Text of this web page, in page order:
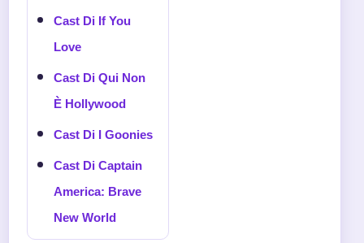
Cast Di If You
Love
Cast Di Qui Non
È Hollywood
Cast Di I Goonies
Cast Di Captain
America: Brave
New World